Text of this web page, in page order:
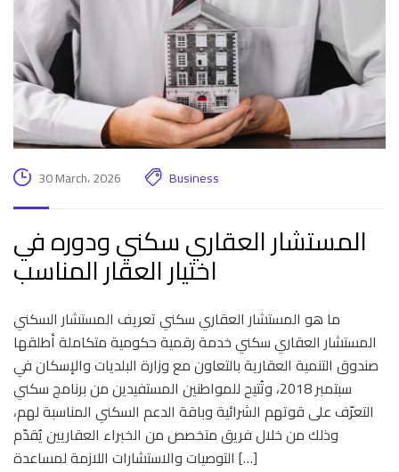
30 March، 2026 Business
المستشار العقاري سكني ودوره في
اختيار العقار المناسب
ما هو المستشار العقاري سكني تعريف المستشار السكني
المستشار العقاري سكني خدمة رقمية حكومية متكاملة أطلقها
صندوق التنمية العقارية بالتعاون مع وزارة البلديات والإسكان في
سبتمبر 2018، وتُتيح للمواطنين المستفيدين من برنامج سكني
التعرّف على قوتهم الشرائية وباقة الدعم السكني المناسبة لهم،
وذلك من خلال فريق متخصص من الخبراء العقاريين يُقدّم
التوصيات والاستشارات اللازمة لمساعدة […]